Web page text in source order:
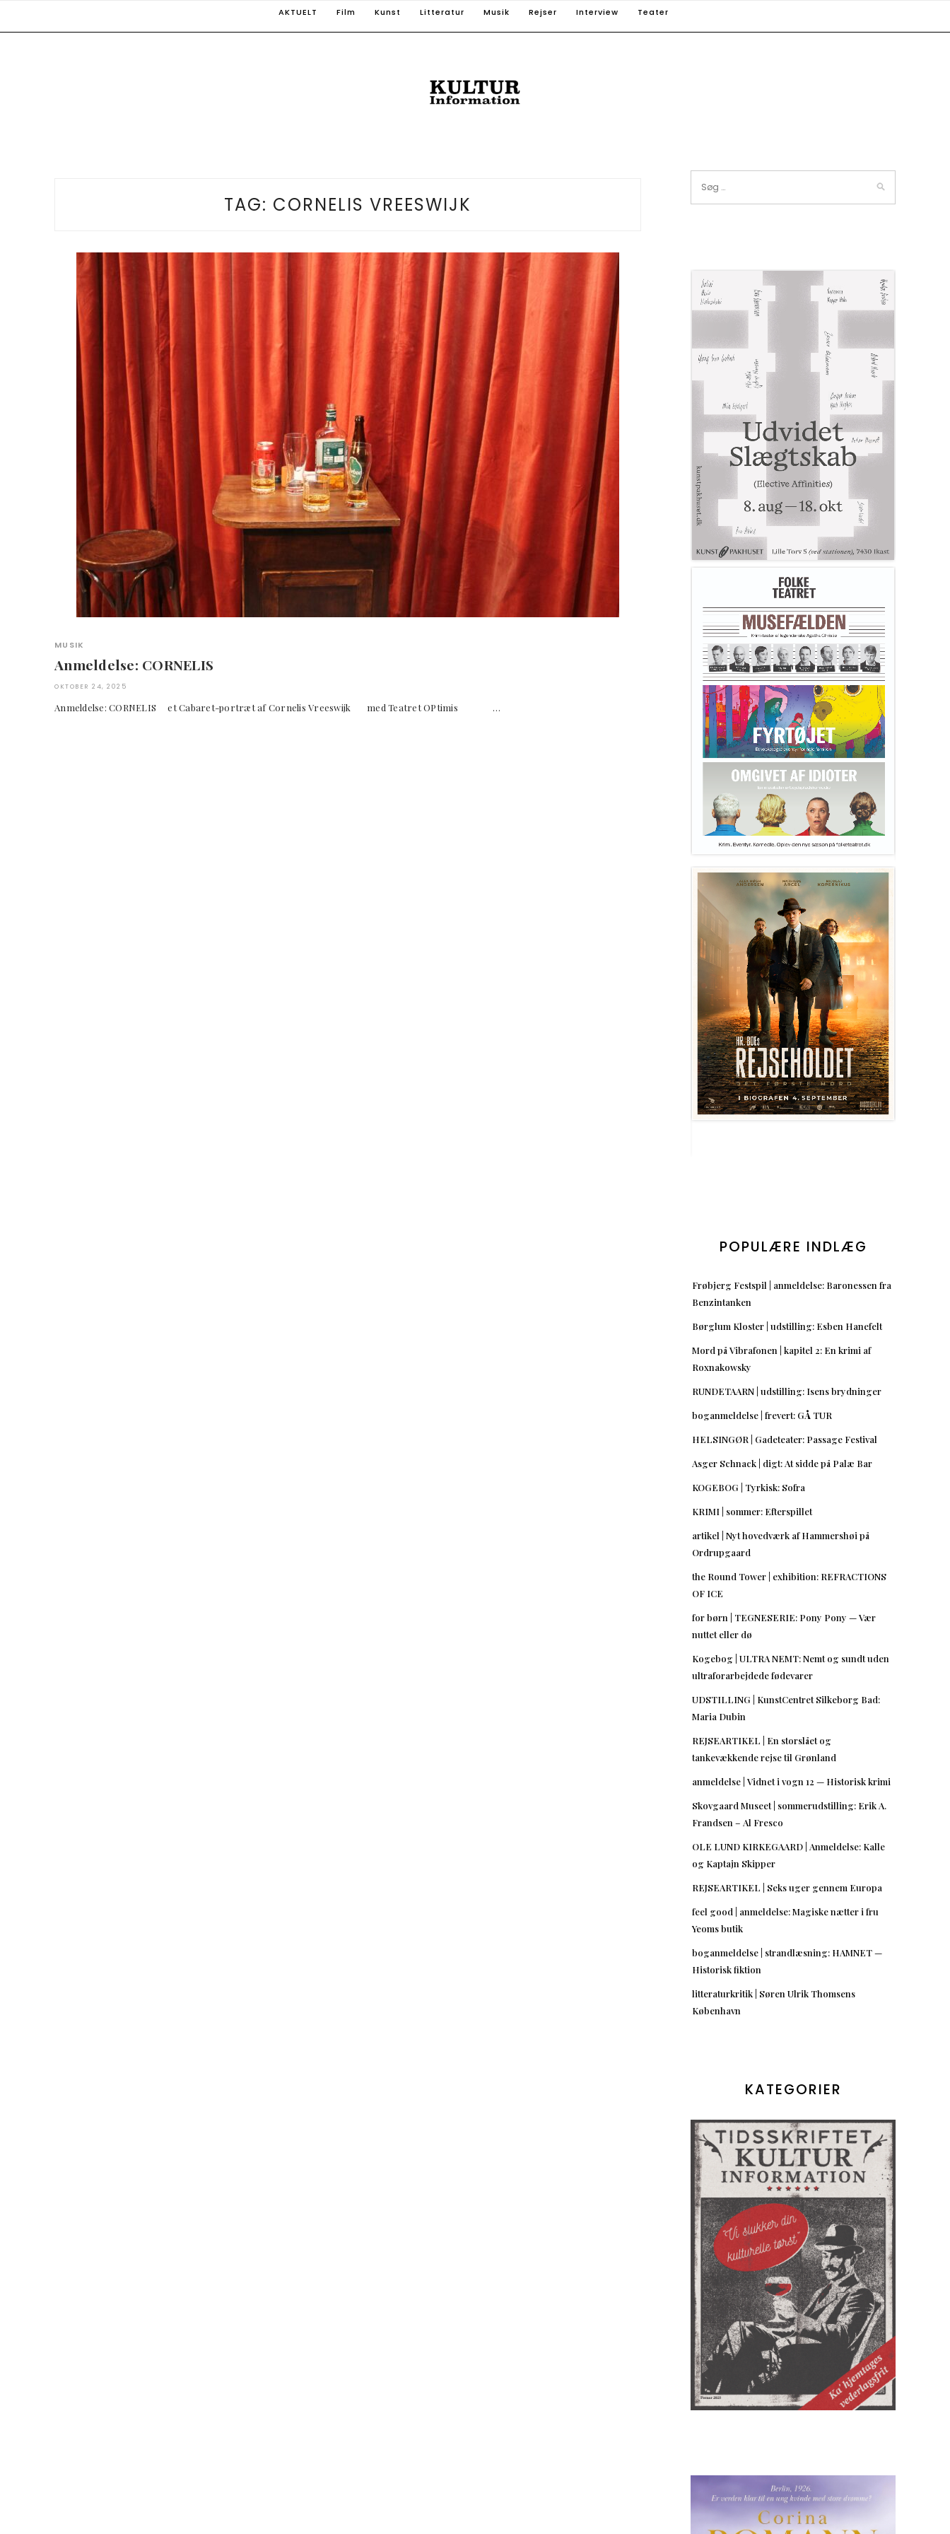
AKTUELT Film Kunst Litteratur Musik Rejser Interview Teater
TAG: CORNELIS VREESWIJK
MUSIK
Anmeldelse: CORNELIS
OKTOBER 24, 2025
Anmeldelse: CORNELIS et Cabaret-portræt af Cornelis Vreeswijk med Teatret OPtimis …
POPULÆRE INDLÆG
Frøbjerg Festspil | anmeldelse: Baronessen fra
Benzintanken
Børglum Kloster | udstilling: Esben Hanefelt
Mord på Vibrafonen | kapitel 2: En krimi af
Roxnakowsky
RUNDETAARN | udstilling: Isens brydninger
boganmeldelse | frevert: GÅ TUR
HELSINGØR | Gadeteater: Passage Festival
Asger Schnack | digt: At sidde på Palæ Bar
KOGEBOG | Tyrkisk: Sofra
KRIMI | sommer: Efterspillet
artikel | Nyt hovedværk af Hammershøi på
Ordrupgaard
the Round Tower | exhibition: REFRACTIONS
OF ICE
for børn | TEGNESERIE: Pony Pony — Vær
nuttet eller dø
Kogebog | ULTRA NEMT: Nemt og sundt uden
ultraforarbejdede fødevarer
UDSTILLING | KunstCentret Silkeborg Bad:
Maria Dubin
REJSEARTIKEL | En storslået og
tankevækkende rejse til Grønland
anmeldelse | Vidnet i vogn 12 — Historisk krimi
Skovgaard Museet | sommerudstilling: Erik A.
Frandsen – Al Fresco
OLE LUND KIRKEGAARD | Anmeldelse: Kalle
og Kaptajn Skipper
REJSEARTIKEL | Seks uger gennem Europa
feel good | anmeldelse: Magiske nætter i fru
Yeoms butik
boganmeldelse | strandlæsning: HAMNET —
Historisk fiktion
litteraturkritik | Søren Ulrik Thomsens
København
KATEGORIER